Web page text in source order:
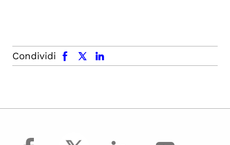
Condividi
facebook x.com linkedin
facebook